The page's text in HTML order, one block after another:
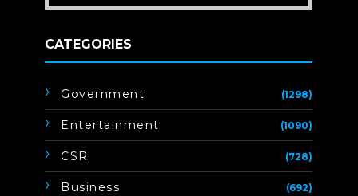
CATEGORIES
Government (1298)
Entertainment (1090)
CSR (728)
Business (692)